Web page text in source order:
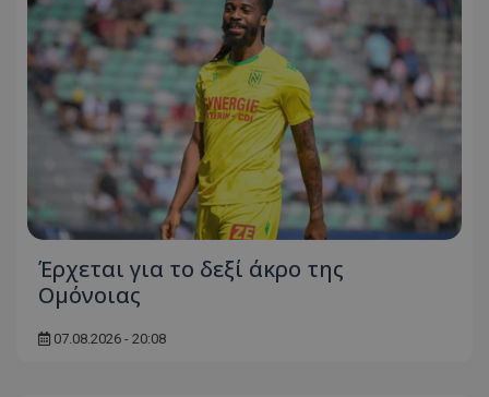
Έρχεται για το δεξί άκρο της
Ομόνοιας
07.08.2026 - 20:08